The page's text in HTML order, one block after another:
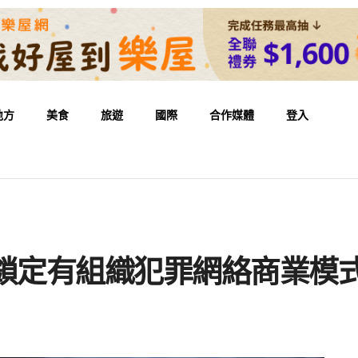
方 美食 旅遊 國際 合作媒體 登入
定有組織犯罪網絡商業模